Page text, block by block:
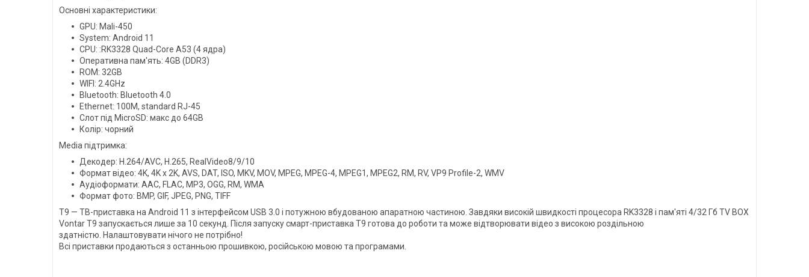
Основні характеристики:
GPU: Mali-450
System: Android 11
CPU: :RK3328 Quad-Core A53 (4 ядра)
Оперативна пам'ять: 4GB (DDR3)
ROM: 32GB
WIFI: 2.4GHz
Bluetooth: Bluetooth 4.0
Ethernet: 100M, standard RJ-45
Слот під MicroSD: макс до 64GB
Колір: чорний
Media підтримка:
Декодер: H.264/AVC, H.265, RealVideo8/9/10
Формат відео: 4K, 4K x 2K, AVS, DAT, ISO, MKV, MOV, MPEG, MPEG-4, MPEG1, MPEG2, RM, RV, VP9 Profile-2, WMV
Аудіоформати: AAC, FLAC, MP3, OGG, RM, WMA
Формат фото: BMP, GIF, JPEG, PNG, TIFF
T9 — ТВ-приставка на Android 11 з інтерфейсом USB 3.0 і потужною вбудованою апаратною частиною. Завдяки високій швидкості процесора RK3328 і пам'яті 4/32 Гб TV BOX
Vontar T9 запускається лише за 10 секунд. Після запуску смарт-приставка T9 готова до роботи та може відтворювати відео з високою роздільною
здатністю. Налаштовувати нічого не потрібно!
Всі приставки продаються з останньою прошивкою, російською мовою та програмами.